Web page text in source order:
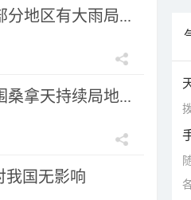
分地区有大雨局...
桑拿天持续局地...
我国无影响